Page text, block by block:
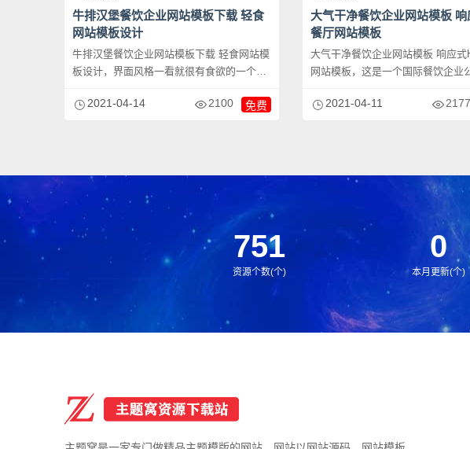
牛排汉堡餐饮企业网站模板下载 轻食
网站模板设计
牛排汉堡餐饮企业网站模板下载 轻食网站模
板设计，界面风格一看就很有食欲的一个餐
2021-04-14 2100 免费
大气干净餐饮企业网站模板 响
餐厅网站模板
大气干净餐饮企业网站模板 响应式
网站模板，这是一个国际餐饮企业
的一个网站模板。
2021-04-11 2177
751
资源个数(个)
0
本月更新(个)